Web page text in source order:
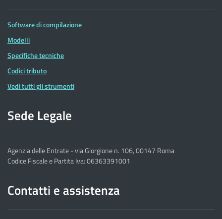
Software di compilazione
Modelli
Specifiche tecniche
Codici tributo
Vedi tutti gli strumenti
Sede Legale
Agenzia delle Entrate - via Giorgione n. 106, 00147 Roma
Codice Fiscale e Partita Iva: 06363391001
Contatti e assistenza